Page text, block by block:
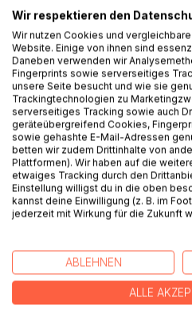
BESCHREIBUNG
Sie sind Unternehmer oder
Dann haben sie schon jede
Produkte, oder innovative
Welt von morgen wieder ein
geben Menschen einen
Zukunft. Sie sind es, die den
Schwung halten. Als Startup
ihrer Leidenschaft Neues
Gang zu setzen, die niemand
AUTOR/IN
Wir respektieren den
Wir nutzen Cookies und
Website. Einige von ihnen sind
Daneben verwenden wir
Fingerprints sowie serverseitiges
unsere Seite besucht und wie sie
Trackingtechnologien zu
serverseitiges Tracking sowie auch
geräteübergreifend Cookies,
sowie gehashte E-Mail-Adressen
betten wir zudem Drittinhalte von
Plattformen). Wir haben auf die
etwaiges Tracking durch den
Einstellung willigst du in die oben
kannst deine Einwilligung (z. B. im
jederzeit mit Wirkung für die Zukunft
ABLEHNEN
ALLE